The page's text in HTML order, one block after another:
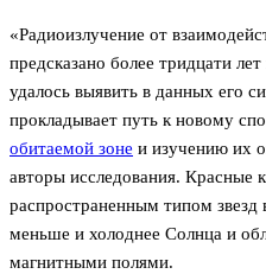
«Радиоизлучение от
предсказано более тридцати
удалось выявить в данных его
прокладывает путь к новому
обитаемой зоне и изучению их
авторы исследования. Красные
распространенным типом
меньше и холоднее Солнца и
магнитными полями.